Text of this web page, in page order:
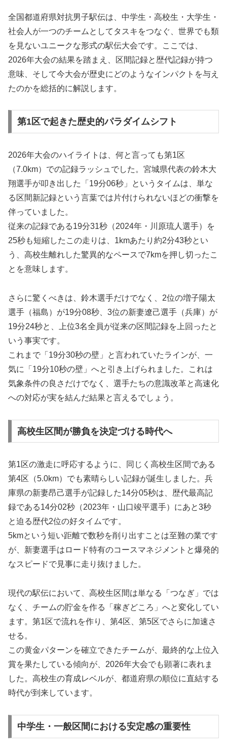
全国都道府県対抗男子駅伝は、中学生・高校生・大学生・
社会人が一つのチームとしてタスキをつなぐ、世界でも類
を見ないユニークな形式の駅伝大会です。ここでは、
2026年大会の結果を踏まえ、区間記録と歴代記録が持つ
意味、そして今大会が歴史にどのようなインパクトを与え
たのかを総括的に解説します。
第1区で起きた歴史的パラダイムシフト
2026年大会のハイライトは、何と言っても第1区
（7.0km）での記録ラッシュでした。宮城県代表の鈴木大
翔選手が叩き出した「19分06秒」というタイムは、単な
る区間新記録という言葉では片付けられないほどの衝撃を
伴っていました。
従来の記録である19分31秒（2024年・川原琉人選手）を
25秒も短縮したこの走りは、1kmあたり約2分43秒とい
う、高校生離れした驚異的なペースで7kmを押し切ったこ
とを意味します。
さらに驚くべきは、鈴木選手だけでなく、2位の増子陽太
選手（福島）が19分08秒、3位の新妻遼己選手（兵庫）が
19分24秒と、上位3名全員が従来の区間記録を上回ったと
いう事実です。
これまで「19分30秒の壁」と言われていたラインが、一
気に「19分10秒の壁」へと引き上げられました。これは
気象条件の良さだけでなく、選手たちの意識改革と高速化
への対応が実を結んだ結果と言えるでしょう。
高校生区間が勝負を決定づける時代へ
第1区の激走に呼応するように、同じく高校生区間である
第4区（5.0km）でも素晴らしい記録が誕生しました。兵
庫県の新妻昂己選手が記録した14分05秒は、歴代最高記
録である14分02秒（2023年・山口竣平選手）にあと3秒
と迫る歴代2位の好タイムです。
5kmという短い距離で数秒を削り出すことは至難の業です
が、新妻選手はロード特有のコースマネジメントと爆発的
なスピードで見事に走り抜けました。
現代の駅伝において、高校生区間は単なる「つなぎ」では
なく、チームの貯金を作る「稼ぎどころ」へと変化してい
ます。第1区で流れを作り、第4区、第5区でさらに加速さ
せる。
この黄金パターンを確立できたチームが、最終的な上位入
賞を果たしている傾向が、2026年大会でも顕著に表れま
した。高校生の育成レベルが、都道府県の順位に直結する
時代が到来しています。
中学生・一般区間における安定感の重要性